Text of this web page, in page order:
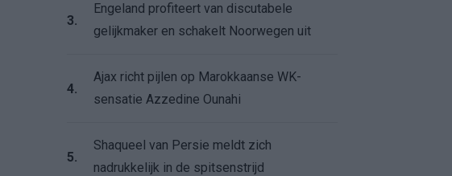
3.
Engeland profiteert van discutabele
gelijkmaker en schakelt Noorwegen uit
4.
Ajax richt pijlen op Marokkaanse WK-
sensatie Azzedine Ounahi
5.
Shaqueel van Persie meldt zich
nadrukkelijk in de spitsenstrijd